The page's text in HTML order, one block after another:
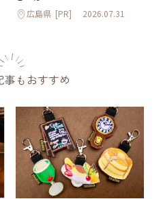
広島県 [PR] 2026.07.31
事もおすすめ